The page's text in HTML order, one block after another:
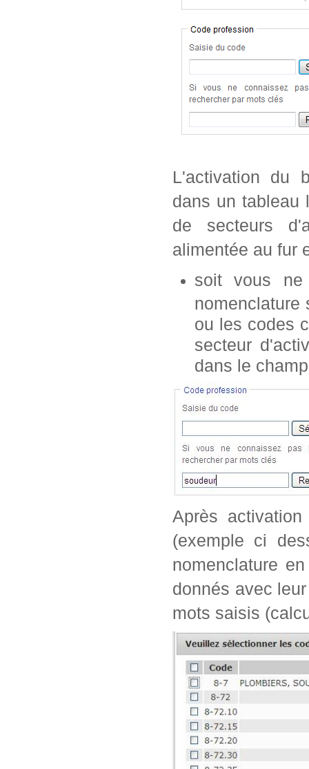
L'activation du
dans un tableau
de secteurs
alimentée au fur
soit vous
nomenclature
ou les codes
secteur
dans le
Après
(exemple ci
nomenclature
donnés avec
mots saisis